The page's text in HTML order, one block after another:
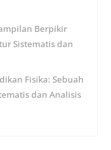
Berpikir
Sistematis dan
Fisika: Sebuah
dan Analisis